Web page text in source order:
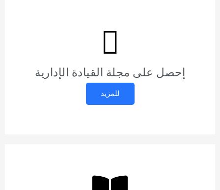
إحصل على مجلة القيادة الإدارية
للمزيد